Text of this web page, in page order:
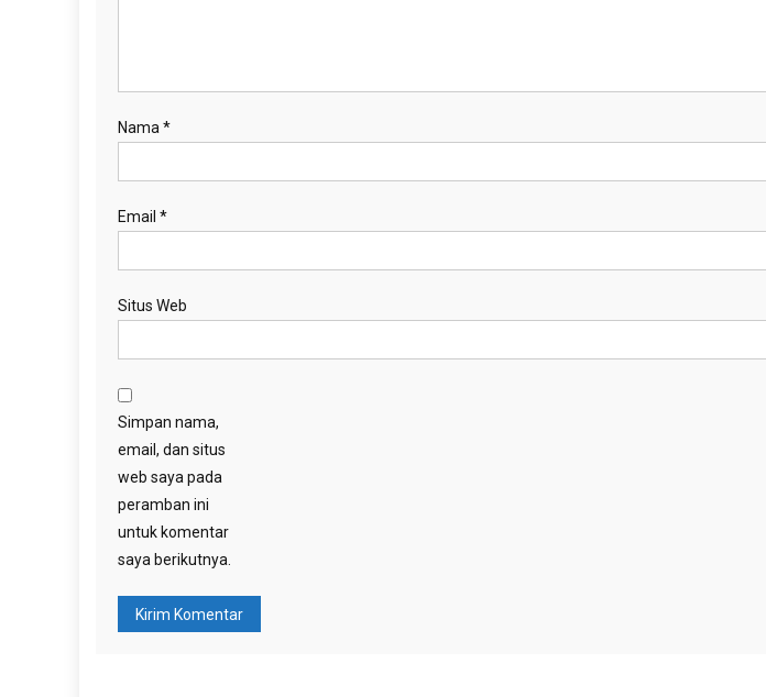
Nama *
Email *
Situs Web
Simpan nama,
email, dan situs
web saya pada
peramban ini
untuk komentar
saya berikutnya.